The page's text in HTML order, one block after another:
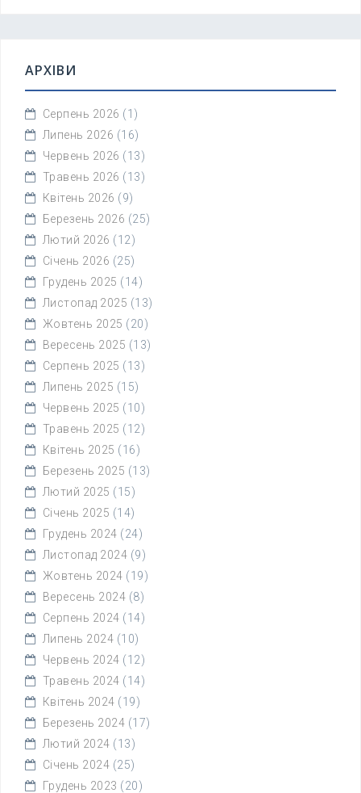
АРХІВИ
Серпень 2026 (1)
Липень 2026 (16)
Червень 2026 (13)
Травень 2026 (13)
Квітень 2026 (9)
Березень 2026 (25)
Лютий 2026 (12)
Січень 2026 (25)
Грудень 2025 (14)
Листопад 2025 (13)
Жовтень 2025 (20)
Вересень 2025 (13)
Серпень 2025 (13)
Липень 2025 (15)
Червень 2025 (10)
Травень 2025 (12)
Квітень 2025 (16)
Березень 2025 (13)
Лютий 2025 (15)
Січень 2025 (14)
Грудень 2024 (24)
Листопад 2024 (9)
Жовтень 2024 (19)
Вересень 2024 (8)
Серпень 2024 (14)
Липень 2024 (10)
Червень 2024 (12)
Травень 2024 (14)
Квітень 2024 (19)
Березень 2024 (17)
Лютий 2024 (13)
Січень 2024 (25)
Грудень 2023 (20)